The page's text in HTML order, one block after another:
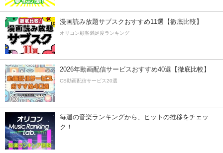
漫画読み放題サブスクおすすめ11選【徹底比較】
オリコン顧客満足度ランキング
2026年動画配信サービスおすすめ40選【徹底比較】
CS動画配信サービス20選
毎週の音楽ランキングから、ヒットの推移をチェッ
ク！